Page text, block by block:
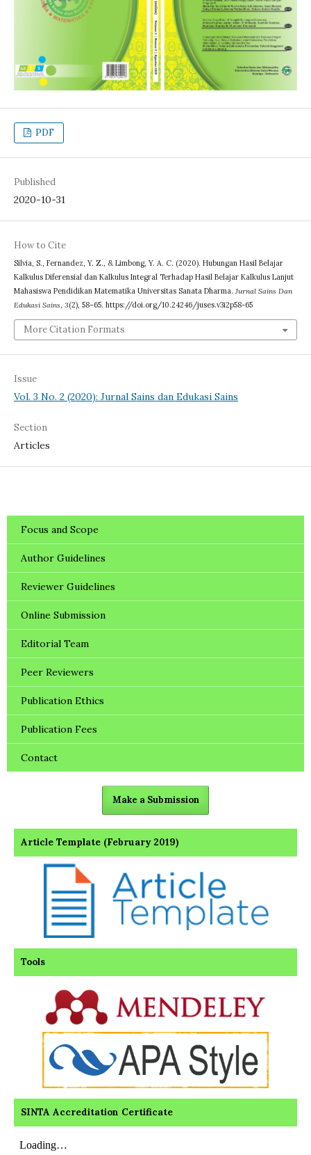
PDF
Published
2020-10-31
How to Cite
Silvia, S., Fernandez, Y. Z., & Limbong, Y. A. C. (2020). Hubungan Hasil Belajar
Kalkulus Diferensial dan Kalkulus Integral Terhadap Hasil Belajar Kalkulus Lanjut
Mahasiswa Pendidikan Matematika Universitas Sanata Dharma. Jurnal Sains Dan
Edukasi Sains, 3(2), 58–65. https://doi.org/10.24246/juses.v3i2p58-65
More Citation Formats
Issue
Vol. 3 No. 2 (2020): Jurnal Sains dan Edukasi Sains
Section
Articles
Focus and Scope
Author Guidelines
Reviewer Guidelines
Online Submission
Editorial Team
Peer Reviewers
Publication Ethics
Publication Fees
Contact
Make a Submission
Article Template (February 2019)
Tools
SINTA Accreditation Certificate